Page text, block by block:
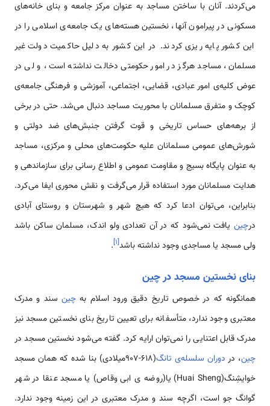
می‌کردند. آنان با ساختن مساجد به عنوان مرکز جامعه و بنای خانه­‌های
مسکونی در پیرامون آن­ها، نخستین هسته­‌های یک جامعه‌ی اسلامی را در
این کشور پایه ریزی کردند. در این کشور به دلیل حاکمیت دولت غیر
مسلمان، مساجد هرگز در امور حکومتی دخالت نداشته است، و لی در
عوض کلیه­‌ی امور عبادی، قضایی، اجتماعی، آموزشی و فرهنگی جامعه‌ی
کوچک و متفرق مسلمانان با محوریت مساجد دنبال می‌شد. حتی در برخی
از برهه‌های حساس تاریخی و قوت گرفتن جنبش­‌های ضد دولتی و
شورش‌های عمومی مسلمانان علیه حکومت­‌های محلی و مرکزی، مساجد
به عنوان پایگاه بسیج و مقاومت عمومی و اطلاع رسانی برای سازمان­دهی و
هدایت مسلمانان مورد استفاده قرار می‌گرفت و نقش محوری ایفا می‌کرد.
بنابراین، می‌توان ادعا کرد که هیچ شهر و شهرستان و روستای آبادی
درچین یافت نمی‌شود که در آن تعدادی ولو اندک، مسلمان ساکن باشد
ولی مسجد یا مساجدی وجود نداشته باشد[۱]
.
بنای نخستین مسجد در چین
همانگونه که در خصوص تاریخ دقیق ورود اسلام به چین سند و مدرک
معتبری وجود ندارد، متأسفانه برای تعیین تاریخ بنای نخستین مسجد نیز
مدرک قابل اعتنایی را نمی‌توان ارایه کرد. گفته می‌شود نخستین مسجد در
چین، در دوران سلسله‌ی تانگ
(618-907میلادی) بنا شده که همان مسجد
خوا­ی­­شِنگ(Huai Sheng) یا(روضه­ ی ابی وقاص) یا مسجد عنقا در شهر
گوانگ جو است، اگرچه سند و مدرک معتبری در این زمینه وجود ندارد.